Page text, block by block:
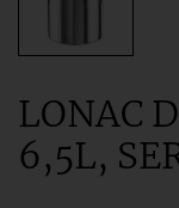
LONAC
6,5L,